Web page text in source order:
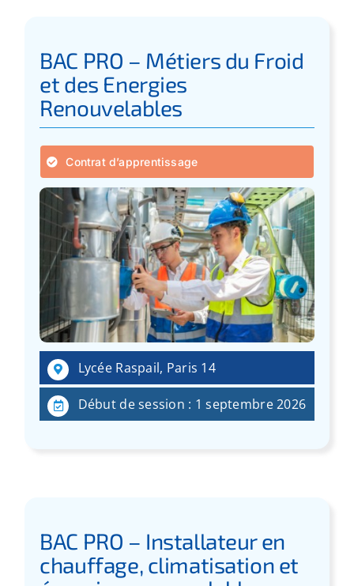
BAC PRO – Métiers du Froid
et des Energies
Renouvelables
Contrat d’apprentissage
Lycée Raspail, Paris 14
Début de session : 1 septembre 2026
BAC PRO – Installateur en
chauffage, climatisation et